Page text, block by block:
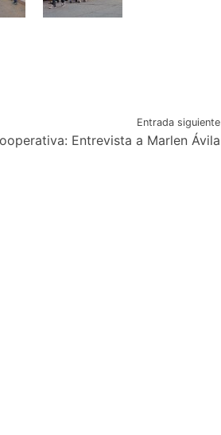
Entrada siguiente
Entrevista a Marlen Ávila